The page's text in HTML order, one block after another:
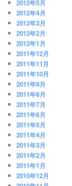
2012年5月
2012年4月
2012年3月
2012年2月
2012年1月
2011年12月
2011年11月
2011年10月
2011年9月
2011年8月
2011年7月
2011年6月
2011年5月
2011年4月
2011年3月
2011年2月
2011年1月
2010年12月